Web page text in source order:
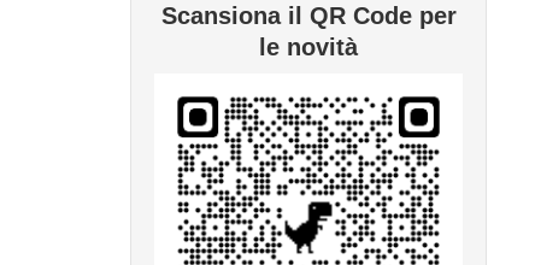
Scansiona il QR Code per
le novità